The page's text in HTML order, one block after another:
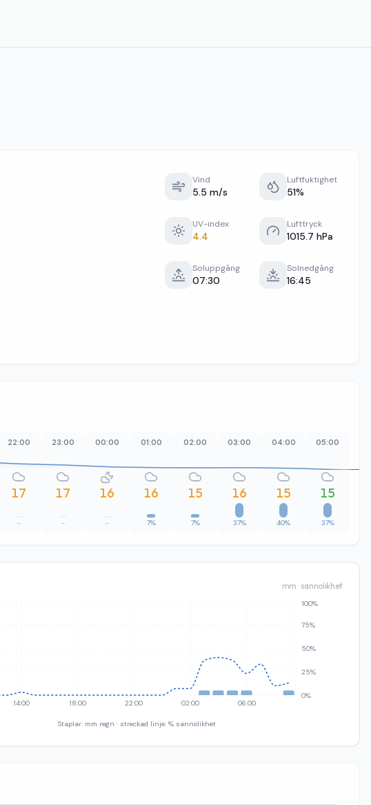
Vind
5.5 m/s
Luftfuktighet
51%
UV-index
4.4
Lufttryck
1015.7 hPa
Soluppgång
07:30
Solnedgång
16:45
22:00
17
–
23:00
17
–
00:00
16
–
01:00
16
7%
02:00
15
7%
03:00
16
37%
04:00
15
40%
05:00
15
37%
mm · sannolikhet
14:00 18:00 22:00 02:00 06:00
0%
25%
50%
75%
100%
Staplar: mm regn · streckad linje: % sannolikhet